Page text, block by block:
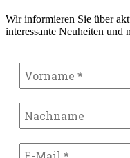
Wir informieren Sie über
interessante Neuheiten und